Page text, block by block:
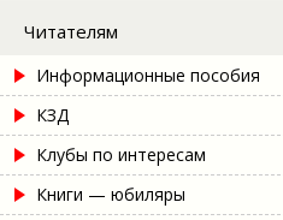
Читателям
Информационные пособия
КЗД
Клубы по интересам
Книги — юбиляры